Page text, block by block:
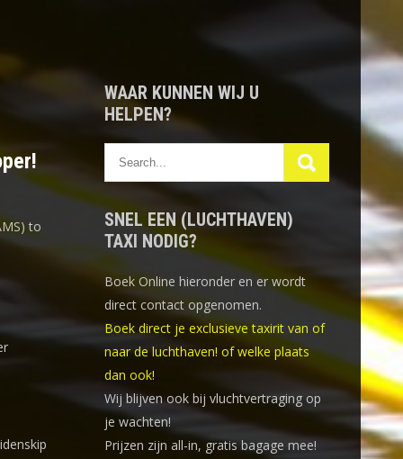
to
WAAR KUNNEN WIJ U
HELPEN?
SNEL EEN (LUCHTHAVEN)
TAXI NODIG?
Boek Online hieronder en er wordt
direct contact opgenomen.
Boek direct je exclusieve taxirit van of
naar de luchthaven! of welke plaats
dan ook!
Wij blijven ook bij vluchtvertraging op
je wachten!
Prijzen zijn all-in, gratis bagage mee!